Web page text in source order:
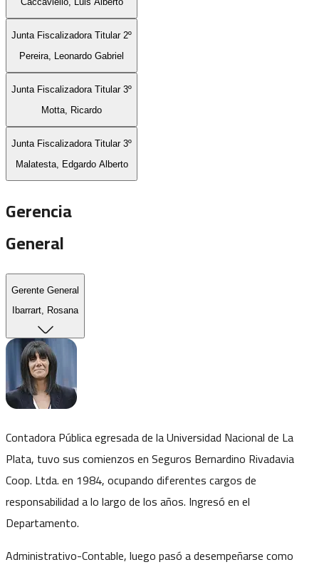
Junta Fiscalizadora Titular 2º
Pereira, Leonardo Gabriel
Junta Fiscalizadora Titular 3º
Motta, Ricardo
Junta Fiscalizadora Titular 3º
Malatesta, Edgardo Alberto
Gerencia
General
Gerente General
Ibarrart, Rosana
Contadora Pública egresada de la Universidad Nacional de La
Plata, tuvo sus comienzos en Seguros Bernardino Rivadavia
Coop. Ltda. en 1984, ocupando diferentes cargos de
responsabilidad a lo largo de los años. Ingresó en el
Departamento.
Administrativo-Contable, luego pasó a desempeñarse como